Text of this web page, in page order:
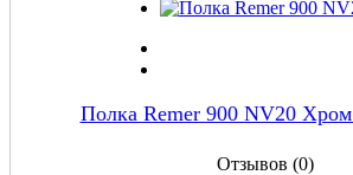
Полка Remer 900 NV20 Хром
Отзывов (0)